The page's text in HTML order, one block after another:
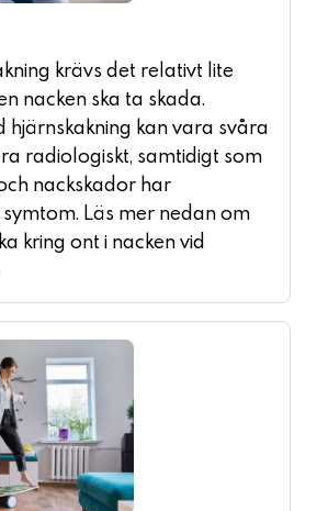
krävs det relativt lite
nacken ska ta skada.
hjärnskakning kan vara svåra
radiologiskt, samtidigt som
nackskador har
Läs mer nedan om
kring ont i nacken vid